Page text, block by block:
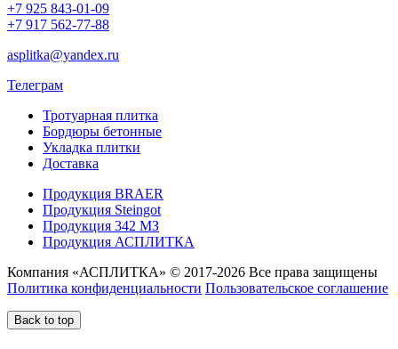
+7 925 843-01-09
+7 917 562-77-88
asplitka@yandex.ru
Телеграм
Тротуарная плитка
Бордюры бетонные
Укладка плитки
Доставка
Продукция BRAER
Продукция Steingot
Продукция 342 МЗ
Продукция АСПЛИТКА
Компания «АСПЛИТКА» © 2017-2026 Все права защищены
Политика конфиденциальности Пользовательское соглашение
Back to top